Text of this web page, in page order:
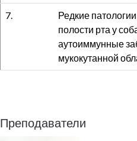
7.
Редкие
полости рта у
аутоиммунные
мукокутанной
Преподаватели